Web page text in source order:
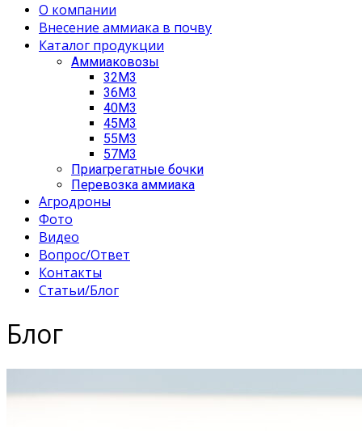
О компании
Внесение аммиака в почву
Каталог продукции
Аммиаковозы
32М3
36М3
40М3
45М3
55М3
57М3
Приагрегатные бочки
Перевозка аммиака
Агродроны
Фото
Видео
Вопрос/Ответ
Контакты
Статьи/Блог
Блог